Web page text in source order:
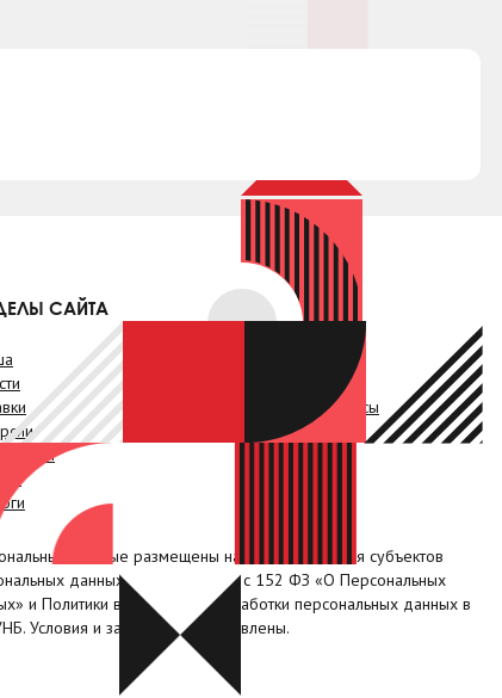
САЙТА
Проекты. Конкурсы
Видео
данные размещены на сайте с согласия субъектов
данных, в соответствии с 152 ФЗ «О Персональных
и Политики в отношении обработки персональных данных в
Условия и запреты не установлены.